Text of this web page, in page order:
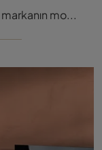
Cattelan Italia Tahiti yazı masası: ünlü markanın modern ahşap tamamlayıcı ve yazı masaları hakkında bilgi almak için tıklayın!